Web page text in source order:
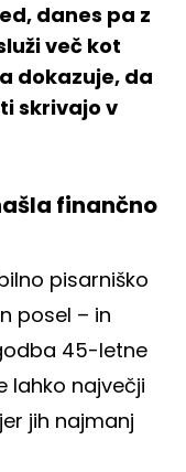
danes pa z
več kot
dokazuje, da
skrivajo v
finančno
pisarniško
posel – in
45-letne
lahko največji
jih najmanj